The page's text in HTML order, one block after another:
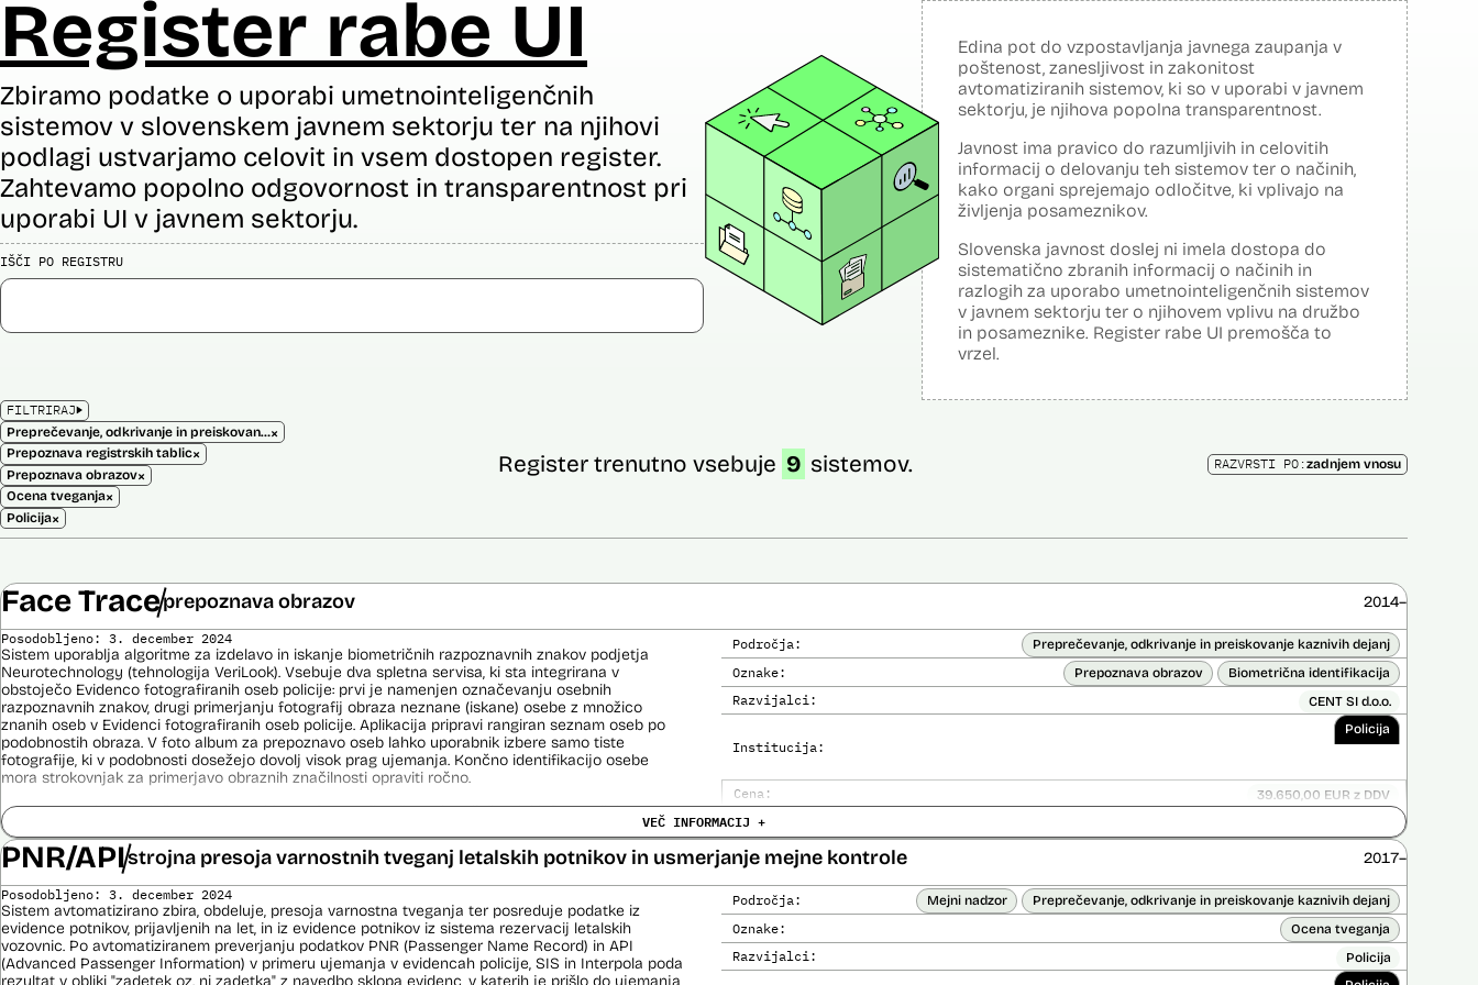
Register rabe UI
Zbiramo podatke o uporabi umetnointeligenčnih
sistemov v slovenskem javnem sektorju ter na njihovi
podlagi ustvarjamo celovit in vsem dostopen register.
Zahtevamo popolno odgovornost in transparentnost pri
uporabi UI v javnem sektorju.
IŠČI PO REGISTRU
Edina pot do vzpostavljanja javnega zaupanja v
poštenost, zanesljivost in zakonitost
avtomatiziranih sistemov, ki so v uporabi v javnem
sektorju, je njihova popolna transparentnost.
Javnost ima pravico do razumljivih in celovitih
informacij o delovanju teh sistemov ter o načinih,
kako organi sprejemajo odločitve, ki vplivajo na
življenja posameznikov.
Slovenska javnost doslej ni imela dostopa do
sistematično zbranih informacij o načinih in
razlogih za uporabo umetnointeligenčnih sistemov
v javnem sektorju ter o njihovem vplivu na družbo
in posameznike. Register rabe UI premošča to
vrzel.
FILTRIRAJ
Preprečevanje, odkrivanje in preiskovanje kaznivih dejanj×
Prepoznava registrskih tablic×
Prepoznava obrazov×
Ocena tveganja×
Policija×
Register trenutno vsebuje 9 sistemov. RAZVRSTI PO:zadnjem vnosu
Face Traceprepoznava obrazov 2014–
Področja: Preprečevanje, odkrivanje in preiskovanje kaznivih dejanj
Oznake: Prepoznava obrazov Biometrična identifikacija
Razvijalci: CENT SI d.o.o.
Institucija:
Policija
Cena: 39.650,00 EUR z DDV
Trajanje licence:
Analiza učinka na človekove pravice opravljena: Ne
Posodobljeno: 3. december 2024
Sistem uporablja algoritme za izdelavo in iskanje biometričnih razpoznavnih znakov podjetja
Neurotechnology (tehnologija VeriLook). Vsebuje dva spletna servisa, ki sta integrirana v
obstoječo Evidenco fotografiranih oseb policije: prvi je namenjen označevanju osebnih
razpoznavnih znakov, drugi primerjanju fotografij obraza neznane (iskane) osebe z množico
znanih oseb v Evidenci fotografiranih oseb policije. Aplikacija pripravi rangiran seznam oseb po
podobnostih obraza. V foto album za prepoznavo oseb lahko uporabnik izbere samo tiste
fotografije, ki v podobnosti dosežejo dovolj visok prag ujemanja. Končno identifikacijo osebe
mora strokovnjak za primerjavo obraznih značilnosti opraviti ročno.
Sistem uporablja sledeče podatke: Evidenca fotografiranih oseb policije (del informacijsko
telekomunikacijskega sistema policije (ITSP)), neznano slikovno gradivo za primerjavo.
Viri:
Brošura 60 let informacijsko telekomunikacijskega sistema policije
Spletno mesto podjetja Neurotechnology, podstran VeriLook
Poročilo Automating Society report 2020 za Slovenijo
Odgovor na zahtevo za dostop do informacij javnega značaja
Dokument Povabilo k oddaji ponudbe
VEČ INFORMACIJ +
PNR/APIstrojna presoja varnostnih tveganj letalskih potnikov in usmerjanje mejne kontrole 2017–
Področja: Mejni nadzor Preprečevanje, odkrivanje in preiskovanje kaznivih dejanj
Oznake: Ocena tveganja
Razvijalci:
Policija
Posodobljeno: 3. december 2024
Sistem avtomatizirano zbira, obdeluje, presoja varnostna tveganja ter posreduje podatke iz
evidence potnikov, prijavljenih na let, in iz evidence potnikov iz sistema rezervacij letalskih
vozovnic. Po avtomatiziranem preverjanju podatkov PNR (Passenger Name Record) in API
(Advanced Passenger Information) v primeru ujemanja v evidencah policije, SIS in Interpola poda